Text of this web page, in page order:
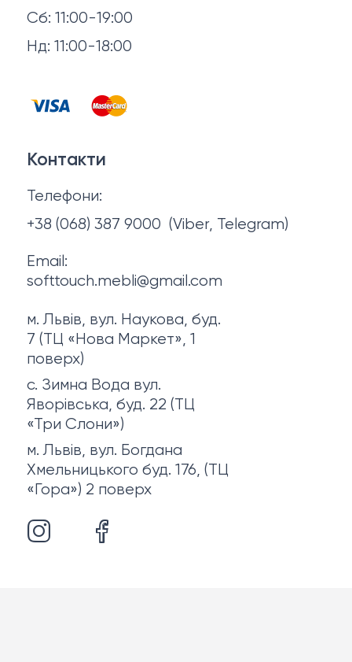
Сб: 11:00-19:00
Нд: 11:00-18:00
Тумби та комоди
Повернення й обмін
Відгуки
Контакти
Політика конфіденційності
Контакти
Телефони:
+38 (068) 387 9000 (Viber, Telegram)
Email:
softtouch.mebli@gmail.com
м. Львів, вул. Наукова, буд.
7 (ТЦ «Нова Маркет», 1
поверх)
с. Зимна Вода вул.
Яворівська, буд. 22 (ТЦ
«Три Слони»)
м. Львів, вул. Богдана
Хмельницького буд. 176, (ТЦ
«Гора») 2 поверх